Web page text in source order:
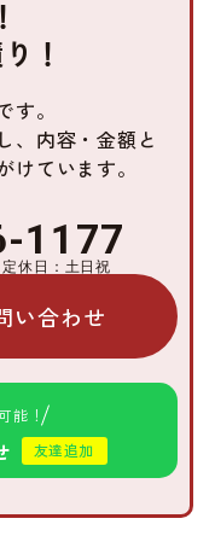
！
す。
、内容・金額と
ています。
1177
休日：土日祝
い合わせ
能！
友達追加